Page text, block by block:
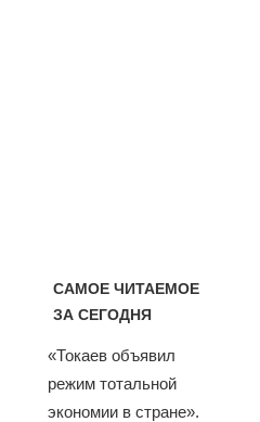
САМОЕ ЧИТАЕМОЕ
ЗА СЕГОДНЯ
«Токаев объявил
режим тотальной
экономии в стране».